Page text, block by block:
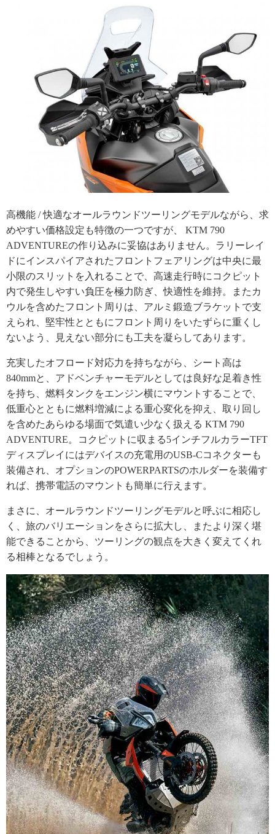
高機能 / 快適なオールラウンドツーリングモデルながら、求
めやすい価格設定も特徴の一つですが、 KTM 790
ADVENTUREの作り込みに妥協はありません。ラリーレイ
ドにインスパイアされたフロントフェアリングは中央に最
小限のスリットを入れることで、高速走行時にコクピット
内で発生しやすい負圧を極力防ぎ、快適性を維持。またカ
ウルを含めたフロント周りは、アルミ鍛造ブラケットで支
えられ、堅牢性とともにフロント周りをいたずらに重くし
ないよう、見えない部分にも工夫を凝らしてあります。
充実したオフロード対応力を持ちながら、シート高は
840mmと、アドベンチャーモデルとしては良好な足着き性
を持ち、燃料タンクをエンジン横にマウントすることで、
低重心とともに燃料増減による重心変化を抑え、取り回し
を含めたあらゆる場面で気遣い少なく扱える KTM 790
ADVENTURE。コクピットに収まる5インチフルカラーTFT
ディスプレイにはデバイスの充電用のUSB-Cコネクターも
装備され、オプションのPOWERPARTSのホルダーを装備す
れば、携帯電話のマウントも簡単に行えます。
まさに、オールラウンドツーリングモデルと呼ぶに相応し
く、旅のバリエーションをさらに拡大し、またより深く堪
能できることから、ツーリングの観点を大きく変えてくれ
る相棒となるでしょう。